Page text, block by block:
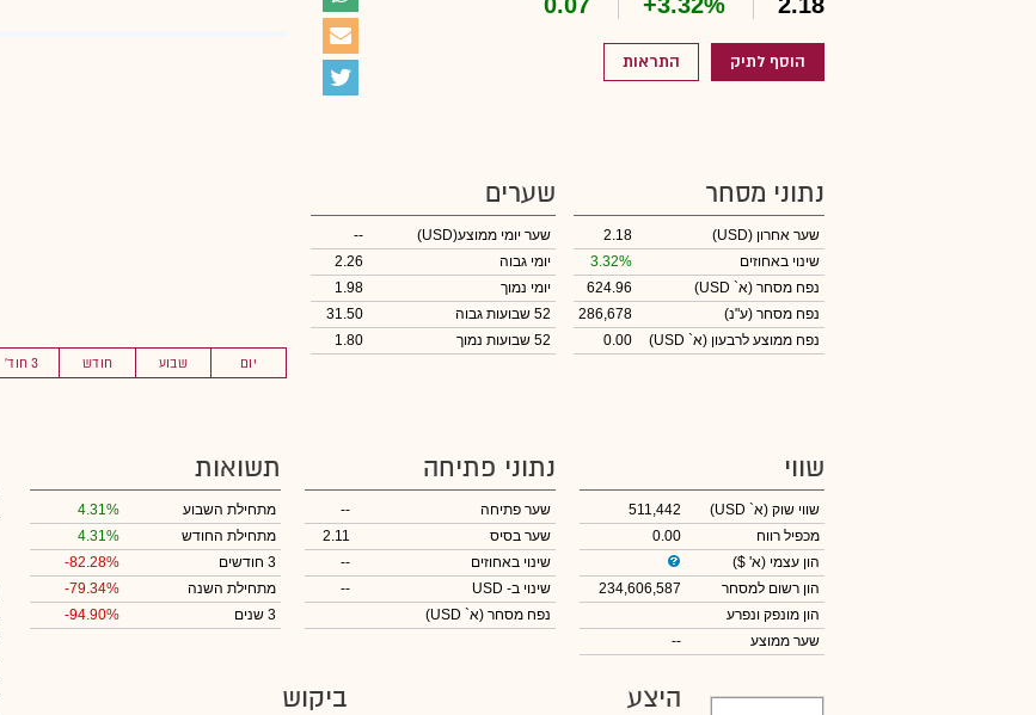
הוסף לתיק התראות
יום שבוע חודש 3 חוד'
נתוני מסחר
שער אחרון (USD)
2.18
שינוי באחוזים
3.32%
נפח מסחר (א` USD)
624.96
נפח מסחר (ע"נ)
286,678
נפח ממוצע לרבעון (א` USD)
0.00
שערים
שער יומי ממוצע(USD)
--
יומי גבוה
2.26
יומי נמוך
1.98
52 שבועות גבוה
31.50
52 שבועות נמוך
1.80
שווי
שווי שוק (א` USD)
511,442
מכפיל רווח
0.00
הון עצמי (א' $)
הון רשום למסחר
234,606,587
הון מונפק ונפרע
שער ממוצע
--
נתוני פתיחה
שער פתיחה
--
שער בסיס
2.11
שינוי באחוזים
--
שינוי ב- USD
--
נפח מסחר (א` USD)
תשואות
מתחילת השבוע
4.31%
מתחילת החודש
4.31%
3 חודשים
-82.28%
מתחילת השנה
-79.34%
3 שנים
-94.90%
היצע ביקוש